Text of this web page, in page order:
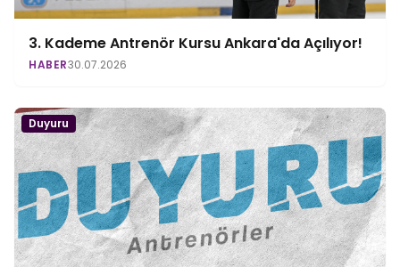
3. Kademe Antrenör Kursu Ankara'da Açılıyor!
HABER30.07.2026
Duyuru